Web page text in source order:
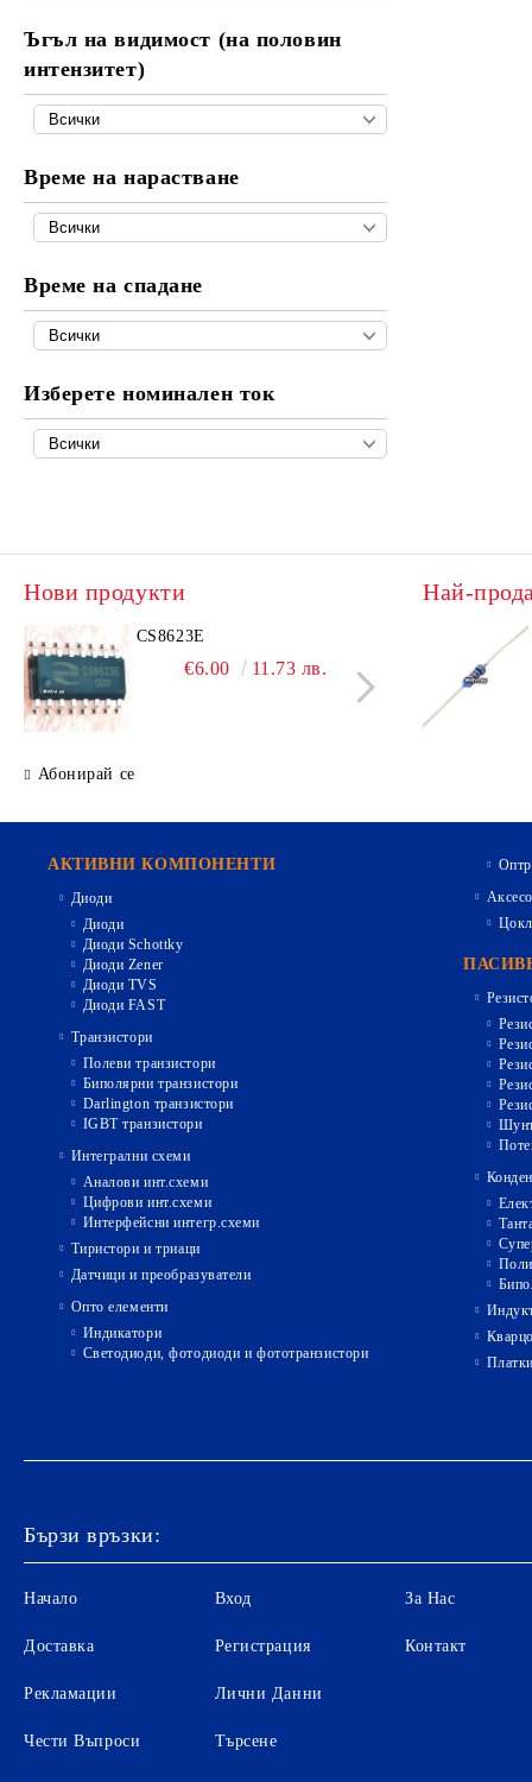
Ъгъл на видимост (на половин
интензитет)
Време на нарастване
Време на спадане
Изберете номинален ток
Нови продукти
CS8623E
€6.00 11.73 лв.
Абонирай се
Най-
АКТИВНИ КОМПОНЕНТИ
Диоди
Диоди
Диоди Schottky
Диоди Zener
Диоди TVS
Диоди FAST
Транзистори
Полеви транзистори
Биполярни транзистори
Darlington транзистори
IGBT транзистори
Интегрални схеми
Аналови инт.схеми
Цифрови инт.схеми
Интерфейсни интегр.схеми
Тиристори и триаци
Датчици и преобразуватели
Опто елементи
Индикатори
Светодиоди, фотодиоди и фототранзистори
Платки
Бързи връзки:
Начало
Доставка
Рекламации
Чести Въпроси
Вход
Регистрация
Лични Данни
Търсене
За Нас
Контакт